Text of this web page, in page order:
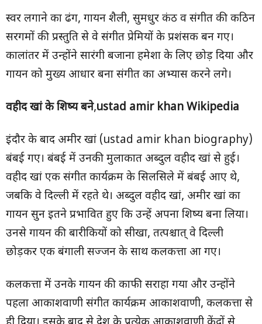
स्वर लगाने का ढंग, गायन शैली, सुमधुर कंठ व संगीत की कठिन
सरगमों की प्रस्तुति से वे संगीत प्रेमियों के प्रशंसक बन गए।
कालांतर में उन्होंने सारंगी बजाना हमेशा के लिए छोड़ दिया और
गायन को मुख्य आधार बना संगीत का अभ्यास करने लगे।
वहीद खां के शिष्य बने,ustad amir khan Wikipedia
इंदौर के बाद अमीर खां (ustad amir khan biography)
बंबई गए। बंबई में उनकी मुलाकात अब्दुल वहीद खां से हुई।
वहीद खां एक संगीत कार्यक्रम के सिलसिले में बंबई आए थे,
जबकि वे दिल्ली में रहते थे। अब्दुल वहीद खां, अमीर खां का
गायन सुन इतने प्रभावित हुए कि उन्हें अपना शिष्य बना लिया।
उनसे गायन की बारीकियों को सीखा, तत्पश्चात् वे दिल्ली
छोड़कर एक बंगाली सज्जन के साथ कलकत्ता आ गए।
कलकत्ता में उनके गायन की काफी सराहा गया और उन्होंने
पहला आकाशवाणी संगीत कार्यक्रम आकाशवाणी, कलकत्ता से